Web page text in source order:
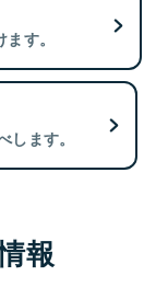
す。
ます。
報